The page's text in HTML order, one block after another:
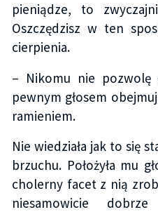
pieniądze, to
Oszczędzisz w ten
cierpienia.
– Nikomu nie pozwolę
pewnym głosem
ramieniem.
Nie wiedziała jak to się
brzuchu. Położyła mu
cholerny facet z nią
niesamowicie